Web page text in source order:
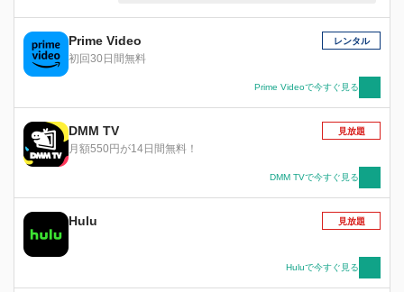
し無限に増殖し続ける＜機械生命体＞を前に、戦
いは膠着状態に陥る。 人類は最終兵器として、
新型のアンドロイド＜ヨルハ＞部隊を地球へ派
査員の＜9S＞と合流し、任務にあたるが、その
最中で、数々の不可解な現象に遭遇し……。 こ
れは人類のために戦い続ける、命なき＜アンドロ
Prime Video
初回30日間無料
レンタル
Prime Videoで今すぐ見る
DMM TV
月額550円が14日間無料！
見放題
DMM TVで今すぐ見る
Hulu 見放題
Huluで今すぐ見る